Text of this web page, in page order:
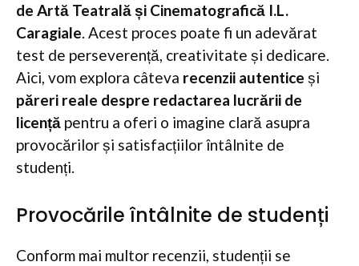
de Artă Teatrală și Cinematografică I.L.
Caragiale. Acest proces poate fi un adevărat
test de perseverență, creativitate și dedicare.
Aici, vom explora câteva recenzii autentice și
păreri reale despre redactarea lucrării de
licență pentru a oferi o imagine clară asupra
provocărilor și satisfacțiilor întâlnite de
studenți.
Provocările întâlnite de studenți
Conform mai multor recenzii, studenții se